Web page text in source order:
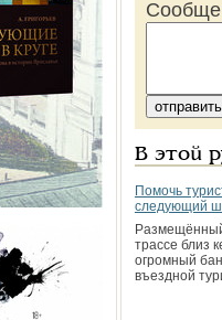
В этой
Помочь
следующий
трассе близ
огромный
въездной